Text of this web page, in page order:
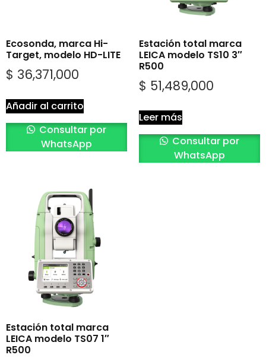
Ecosonda, marca Hi-
Target, modelo HD-LITE
$ 36,371,000
Añadir al carrito
Consultar por
WhatsApp
Estación total marca
LEICA modelo TS10 3″
R500
$ 51,489,000
Leer más
Consultar por
WhatsApp
Estación total marca
LEICA modelo TS07 1″
R500